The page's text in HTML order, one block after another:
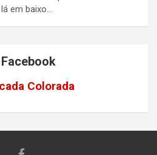
em baixo…
Colorada